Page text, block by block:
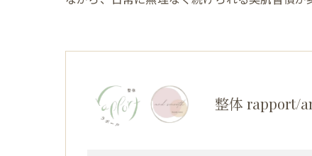
整体 rapport/